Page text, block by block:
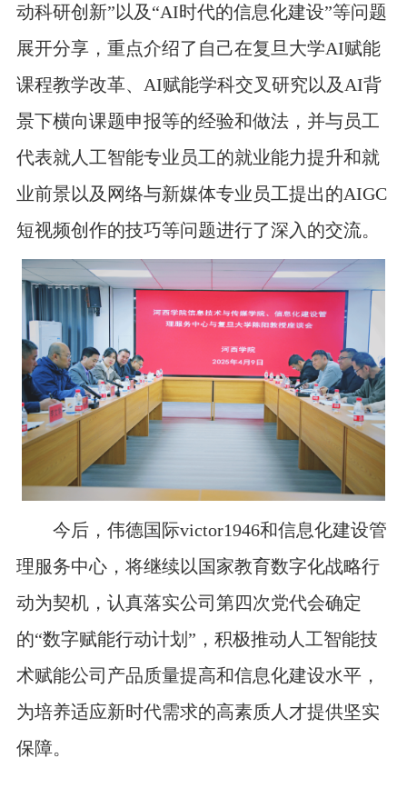
动科研创新”以及“AI时代的信息化建设”等问题
展开分享，重点介绍了自己在复旦大学AI赋能
课程教学改革、AI赋能学科交叉研究以及AI背
景下横向课题申报等的经验和做法，并与员工
代表就人工智能专业员工的就业能力提升和就
业前景以及网络与新媒体专业员工提出的AIGC
短视频创作的技巧等问题进行了深入的交流。
今后，伟德国际victor1946和信息化建设管
理服务中心，将继续以国家教育数字化战略行
动为契机，认真落实公司第四次党代会确定
的“数字赋能行动计划”，积极推动人工智能技
术赋能公司产品质量提高和信息化建设水平，
为培养适应新时代需求的高素质人才提供坚实
保障。